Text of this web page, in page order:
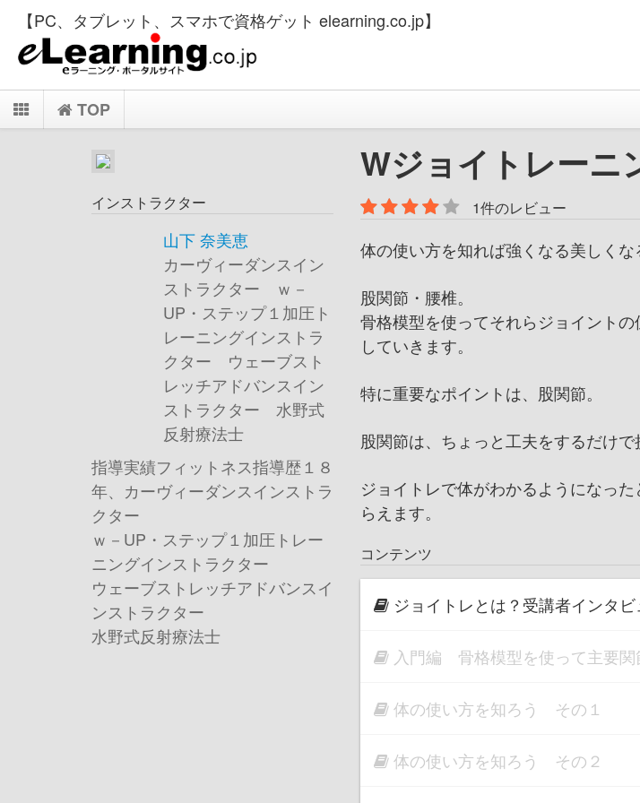
【PC、タブレット、スマホで資格ゲット elearning.co.jp】
TOP
インストラクター
山下 奈美恵
カーヴィーダンスイン
ストラクター ｗ－
UP・ステップ１ 加圧ト
レーニングインストラ
クター ウェーブスト
レッチアドバンスイン
ストラクター 水野式
反射療法士
指導実績フィットネス指導歴１８
年、カーヴィーダンスインストラ
クター
ｗ－UP・ステップ１ 加圧トレー
ニングインストラクター
ウェーブストレッチアドバンスイ
ンストラクター
水野式反射療法士
Wジョイトレーニ
1件のレビュー
体の使い方を知れば強くなる美しくな
股関節・腰椎。
骨格模型を使ってそれらジョイント
していきます。
特に重要なポイントは、股関節。
股関節は、ちょっと工夫をするだけで
ジョイトレで体がわかるようになっ
らえます。
コンテンツ
ジョイトレとは？受講者インタビ
入門編 骨格模型を使って主要関
体の使い方を知ろう その１
体の使い方を知ろう その２